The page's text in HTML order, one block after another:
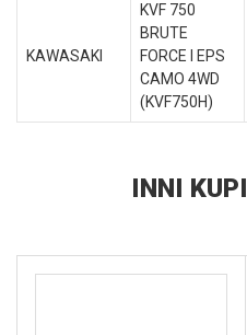
KAWASAKI
KVF 750
BRUTE
FORCE I EPS
CAMO 4WD
(KVF750H)
INNI